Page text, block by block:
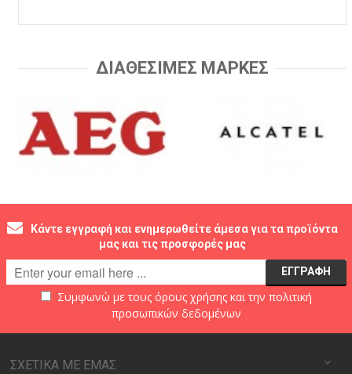
ΔΙΑΘΕΣΙΜΕΣ ΜΑΡΚΕΣ
Κάντε εγγραφή και ενημερωθείτε άμεσα για τα προϊόντα
μας και τις προσφορές μας
Συμφωνώ με τους όρους χρήσηςκαι την πολιτική
προσωπικών δεδομένων
ΣΧΕΤΙΚΑ ΜΕ ΕΜΑΣ